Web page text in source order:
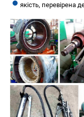
якість, перевірена